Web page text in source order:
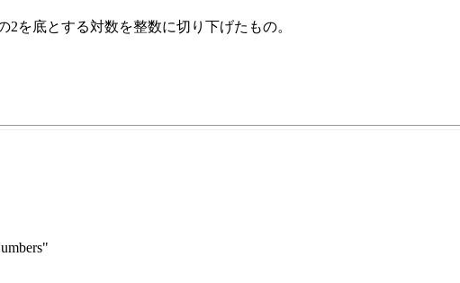
2を底とする対数を整数に切り下げたもの。